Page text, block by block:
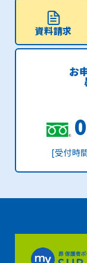
資料請求
お
[受付時